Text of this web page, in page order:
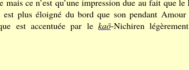
mais ce n’est qu’une impression due au fait que
plus éloigné du bord que son pendant Amour
est accentuée par le kaō-Nichiren